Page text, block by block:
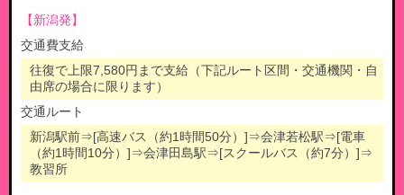
【新潟発】
交通費支給
往復で上限7,580円まで支給（下記ルート区間・交通機関・自
由席の場合に限ります）
交通ルート
新潟駅前⇒[高速バス（約1時間50分）]⇒会津若松駅 ⇒[電車
（約1時間10分）]⇒会津田島駅 ⇒[スクールバス（約7分）]⇒
教習所